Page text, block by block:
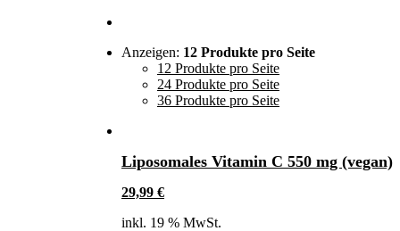
Anzeigen: 12 Produkte pro Seite
12 Produkte pro Seite
24 Produkte pro Seite
36 Produkte pro Seite
Liposomales Vitamin C 550 mg (vegan)
29,99 €
inkl. 19 % MwSt.